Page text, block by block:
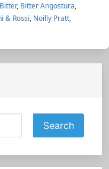
Bitter, Bitter Angostura,
& Rossi, Noilly Pratt,